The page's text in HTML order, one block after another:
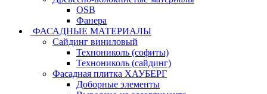
OSB
Фанера
ФАСАДНЫЕ МАТЕРИАЛЫ
Сайдинг виниловый
Технониколь (софиты)
Технониколь (сайдинг)
Фасадная плитка ХАУБЕРГ
Доборные элементы